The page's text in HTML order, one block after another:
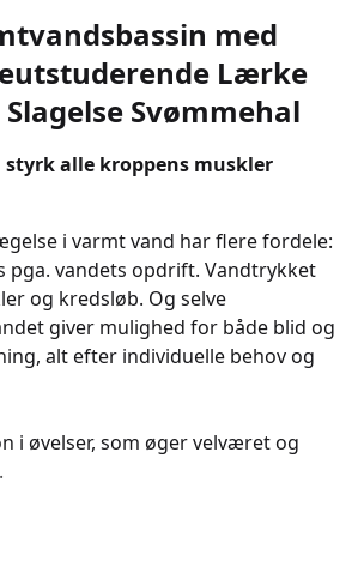
med
Lærke
Svømmehal
styrk alle kroppens muskler
i varmt vand har flere fordele:
pga. vandets opdrift. Vandtrykket
og kredsløb. Og selve
giver mulighed for både blid og
alt efter individuelle behov og
i øvelser, som øger velværet og